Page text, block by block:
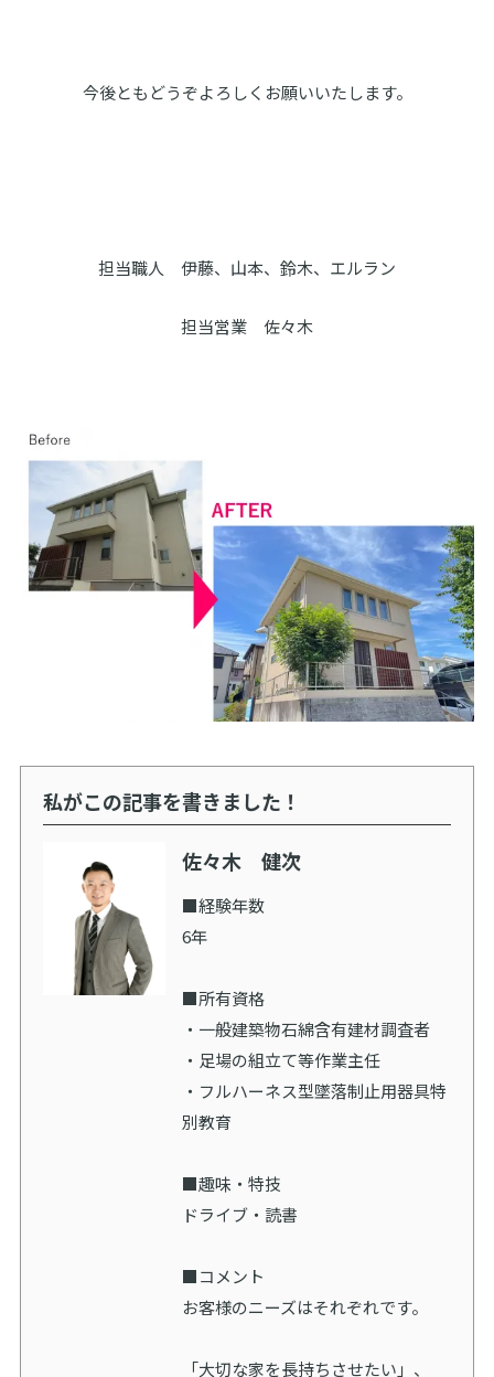
今後ともどうぞよろしくお願いいたします。
担当職人 伊藤、山本、鈴木、エルラン
担当営業 佐々木
私がこの記事を書きました！
佐々木 健次
■経験年数
6年
■所有資格
・一般建築物石綿含有建材調査者
・足場の組立て等作業主任
・フルハーネス型墜落制止用器具特
別教育
■趣味・特技
ドライブ・読書
■コメント
お客様のニーズはそれぞれです。
「大切な家を長持ちさせたい」、